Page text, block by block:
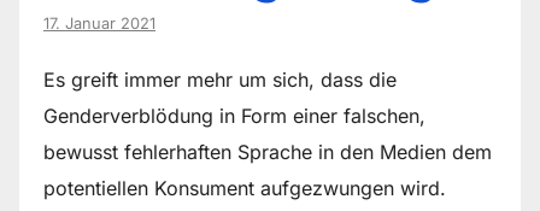
17. Januar 2021
Es greift immer mehr um sich, dass die
Genderverblödung in Form einer falschen,
bewusst fehlerhaften Sprache in den Medien dem
potentiellen Konsument aufgezwungen wird.